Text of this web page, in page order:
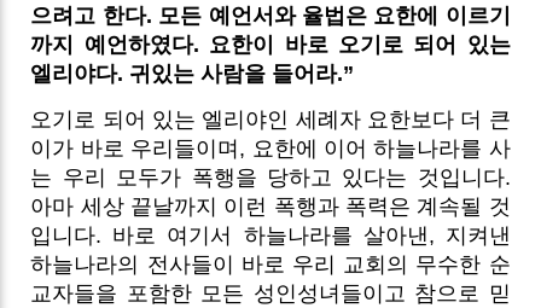
으려고 한다. 모든 예언서와 율법은 요한에 이르기
까지 예언하였다. 요한이 바로 오기로 되어 있는
엘리야다. 귀있는 사람을 들어라.”
오기로 되어 있는 엘리야인 세례자 요한보다 더 큰
이가 바로 우리들이며, 요한에 이어 하늘나라를 사
는 우리 모두가 폭행을 당하고 있다는 것입니다.
아마 세상 끝날까지 이런 폭행과 폭력은 계속될 것
입니다. 바로 여기서 하늘나라를 살아낸, 지켜낸
하늘나라의 전사들이 바로 우리 교회의 무수한 순
교자들을 포함한 모든 성인성녀들이고 참으로 믿